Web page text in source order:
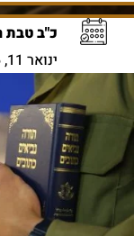
כ"ב טבת
ינואר 11, 2026